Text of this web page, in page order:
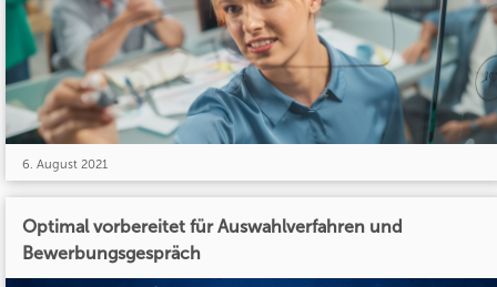
6. August 2021
Optimal vorbereitet für Auswahlverfahren und
Bewerbungsgespräch